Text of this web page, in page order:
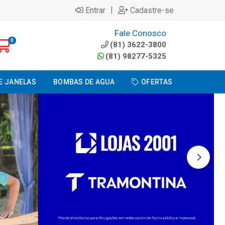
Entrar | Cadastre-se
0
Fale Conosco
(81) 3622-3800
(81) 98277-5325
JANELAS BOMBAS DE AGUA OFERTAS